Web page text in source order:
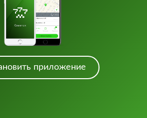
приложение